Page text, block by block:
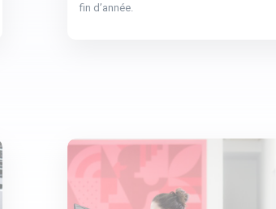
fin d’année.